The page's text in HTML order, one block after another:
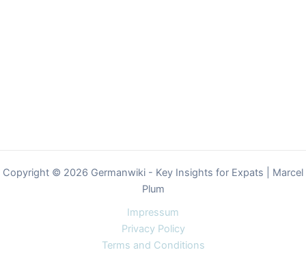
Copyright © 2026 Germanwiki - Key Insights for Expats | Marcel
Plum
Impressum
Privacy Policy
Terms and Conditions